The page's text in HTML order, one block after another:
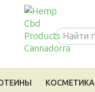
КОСМЕТИКА